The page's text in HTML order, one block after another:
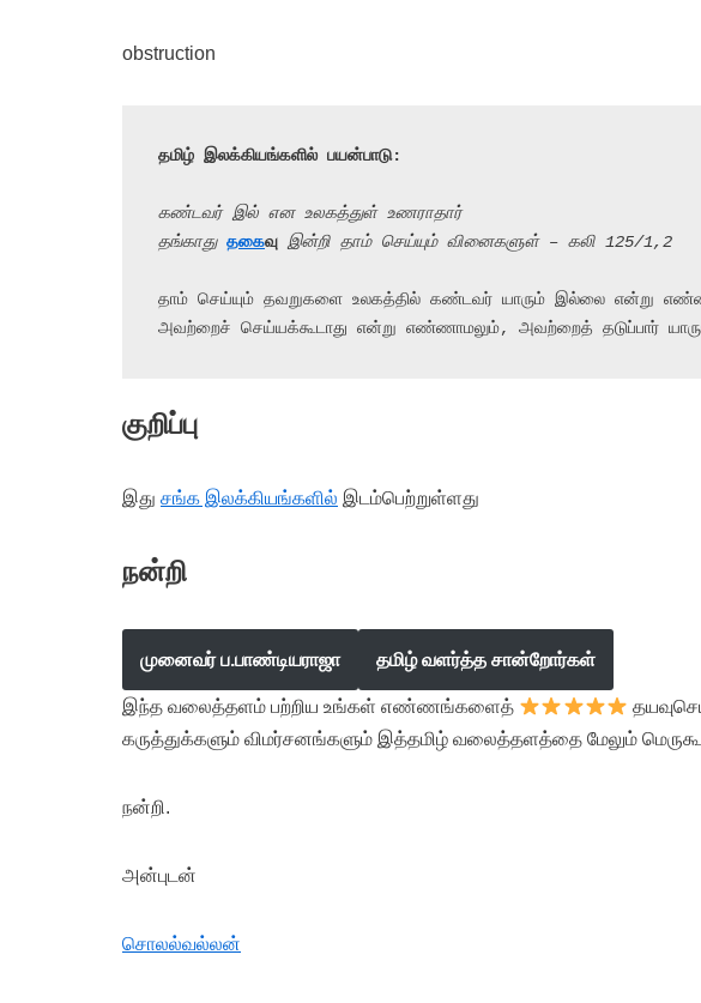
obstruction
தமிழ் இலக்கியங்களில் பயன்பாடு:
கண்டவர் இல் என உலகத்துள் உணராதார்
தங்காது தகைவு இன்றி தாம் செய்யும் வினைகளுள் – கலி 125/1,2
தாம் செய்யும் தவறுகளை உலகத்தில் கண்டவர் யாரும் இல்லை என்று
அவற்றைச் செய்யக்கூடாது என்று எண்ணாமலும், அவற்றைத் தடுப்பார்
குறிப்பு
இது சங்க இலக்கியங்களில் இடம்பெற்றுள்ளது
நன்றி
முனைவர் ப.பாண்டியராஜா தமிழ் வளர்த்த சான்றோர்கள்
இந்த வலைத்தளம் பற்றிய உங்கள் எண்ணங்களைத்
கருத்துக்களும் விமர்சனங்களும் இத்தமிழ் வலைத்தளத்தை மேலும்
நன்றி.
அன்புடன்
சொலல்வல்லன்